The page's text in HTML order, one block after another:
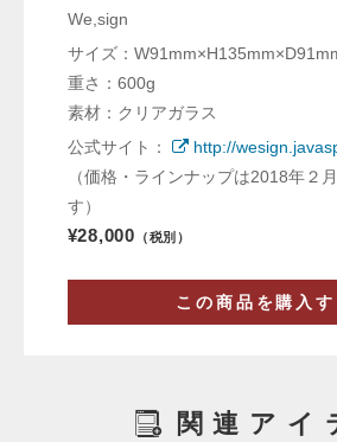
We,sign
サイズ：
重さ：600g
素材：クリアガラス
公式サイト：
http://
（価格・ラインナップは2018年２
す）
¥28,000 （税別）
この商品を購入す
関連アイ